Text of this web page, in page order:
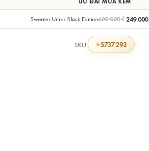
Sweater Uniks Black Edition600.000₫ 249.000
SKU: 5737293